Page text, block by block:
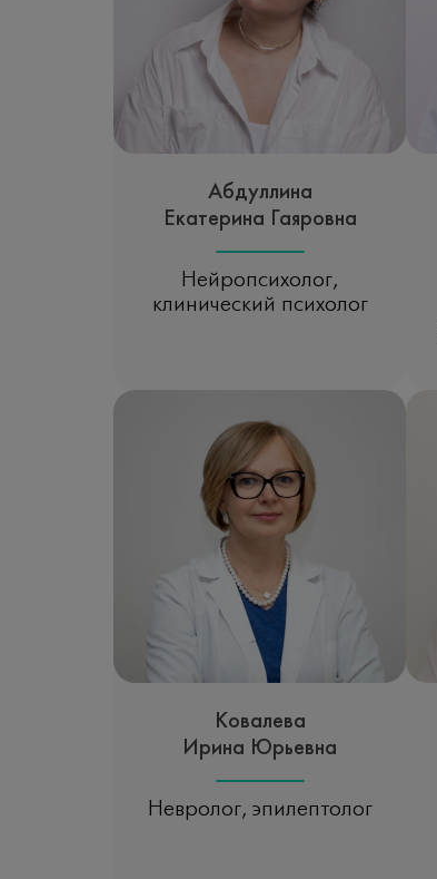
Абдуллина
Екатерина Гаяровна
Нейропсихолог,
клинический психолог
Ковалева
Ирина Юрьевна
Невролог, эпилептолог